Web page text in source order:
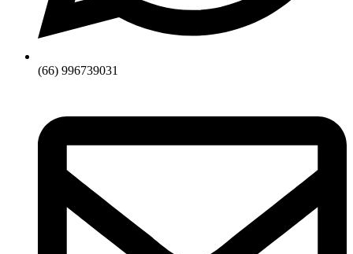
(66) 996739031